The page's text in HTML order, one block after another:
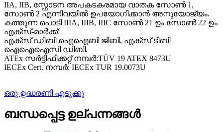
IIA, IIB, സ്ഫോടന അപകടകരമായ വാതക സോൺ 1,
സോൺ 2 എന്നിവയിൽ ഉപയോഗിക്കാൻ അനുയോജ്യം.
കത്തുന്ന പൊടി IIIA, IIIB, IIIC സോൺ 21 ഉം സോൺ 22 ഉം
എക്സ്-മാർക്ക്:
എക്സ് ഡിബി ഐഐബി ജിബി, എക്സ് ടിബി
ഐഐഐസി ഡിബി.
ATEx സർട്ടിഫിക്കറ്റ് നമ്പർ:TÜV 19 ATEX 8473U
IECEx Cert. നമ്പർ: IECEx TUR 19.0073U
ഒരു ഉദ്ധരണി എടുക്കൂ
ബന്ധപ്പെട്ട ഉല്പന്നങ്ങൾ